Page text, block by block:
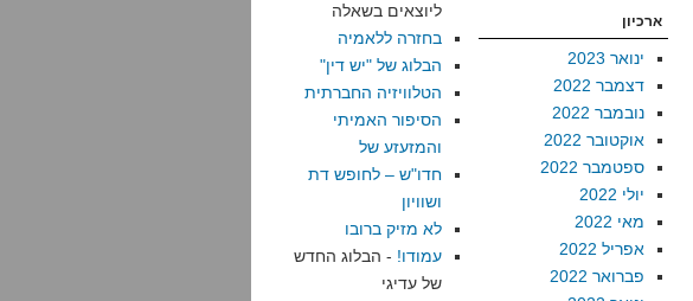
ארכיון
ינואר 2023
דצמבר 2022
נובמבר 2022
אוקטובר 2022
ספטמבר 2022
יולי 2022
מאי 2022
אפריל 2022
פברואר 2022
ליוצאים בשאלה
בחזרה ללאמיה
הבלוג של "יש דין"
הטלוויזיה החברתית
הסיפור האמיתי
והמזעזע של
חדו"ש – לחופש דת
ושוויון
לא מזיק ברובו
עמודו! - הבלוג החדש
של עדיגי